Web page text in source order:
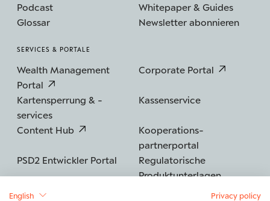
Podcast
Whitepaper & Guides
Glossar
Newsletter abonnieren
SERVICES & PORTALE
Wealth Management
Portal
Corporate Portal
Kartensperrung & -
services
Kassenservice
Content Hub
Kooperations­
partnerportal
PSD2 Entwickler Portal
Regulatorische
Produktunterlagen
English Privacy policy